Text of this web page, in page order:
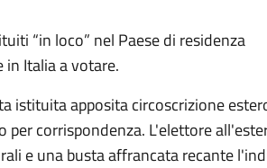
“in loco” nel Paese di residenza
Italia a votare.
istituita apposita circoscrizione
corrispondenza. L'elettore
e una busta affrancata recante